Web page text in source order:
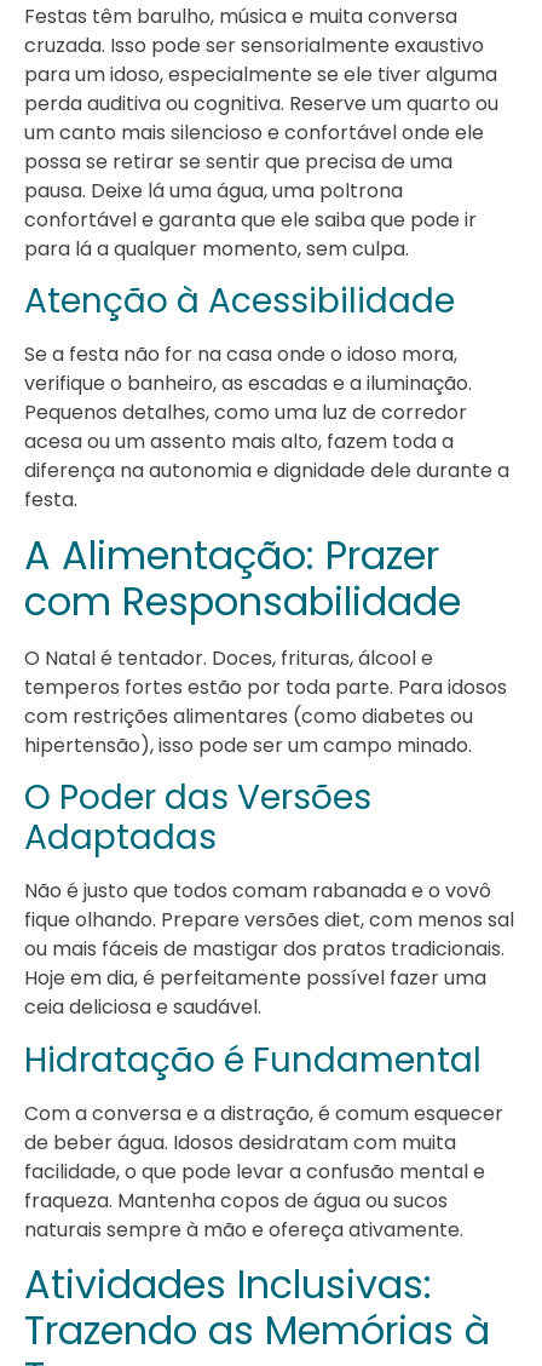
Festas têm barulho, música e muita conversa
cruzada. Isso pode ser sensorialmente exaustivo
para um idoso, especialmente se ele tiver alguma
perda auditiva ou cognitiva. Reserve um quarto ou
um canto mais silencioso e confortável onde ele
possa se retirar se sentir que precisa de uma
pausa. Deixe lá uma água, uma poltrona
confortável e garanta que ele saiba que pode ir
para lá a qualquer momento, sem culpa.
Atenção à Acessibilidade
Se a festa não for na casa onde o idoso mora,
verifique o banheiro, as escadas e a iluminação.
Pequenos detalhes, como uma luz de corredor
acesa ou um assento mais alto, fazem toda a
diferença na autonomia e dignidade dele durante a
festa.
A Alimentação: Prazer
com Responsabilidade
O Natal é tentador. Doces, frituras, álcool e
temperos fortes estão por toda parte. Para idosos
com restrições alimentares (como diabetes ou
hipertensão), isso pode ser um campo minado.
O Poder das Versões
Adaptadas
Não é justo que todos comam rabanada e o vovô
fique olhando. Prepare versões diet, com menos sal
ou mais fáceis de mastigar dos pratos tradicionais.
Hoje em dia, é perfeitamente possível fazer uma
ceia deliciosa e saudável.
Hidratação é Fundamental
Com a conversa e a distração, é comum esquecer
de beber água. Idosos desidratam com muita
facilidade, o que pode levar a confusão mental e
fraqueza. Mantenha copos de água ou sucos
naturais sempre à mão e ofereça ativamente.
Atividades Inclusivas:
Trazendo as Memórias à